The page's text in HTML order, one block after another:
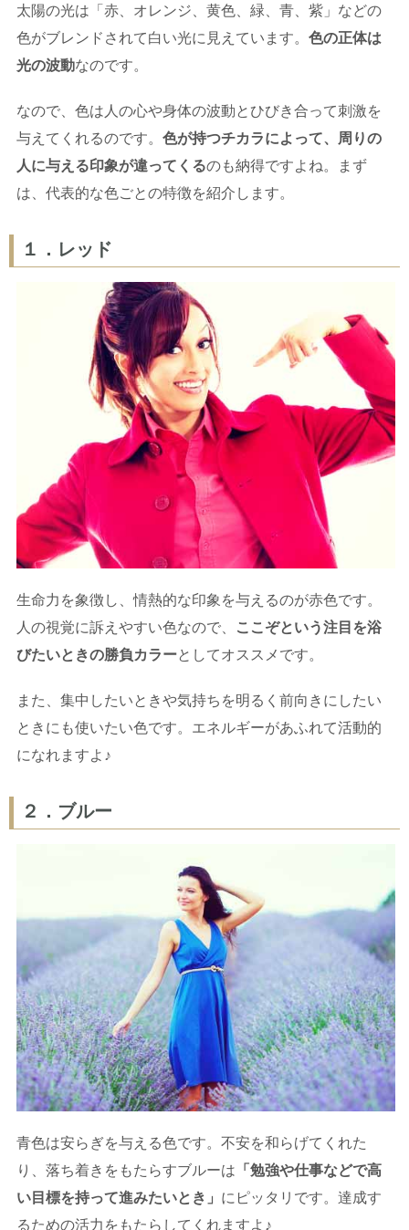
太陽の光は「赤、オレンジ、黄色、緑、青、紫」などの
色がブレンドされて白い光に見えています。 色の正体は
光の波動なのです。
なので、色は人の心や身体の波動とひびき合って刺激を
与えてくれるのです。 色が持つチカラによって、周りの
人に与える印象が違ってくるのも納得ですよね。まず
は、代表的な色ごとの特徴を紹介します。
１．レッド
生命力を象徴し、情熱的な印象を与えるのが赤色です。
人の視覚に訴えやすい色なので、
ここぞという注目を浴
びたいときの勝負カラーとしてオススメです。
また、集中したいときや気持ちを明るく前向きにしたい
ときにも使いたい色です。エネルギーがあふれて活動的
になれますよ♪
２．ブルー
青色は安らぎを与える色です。不安を和らげてくれた
り、落ち着きをもたらすブルーは 「勉強や仕事などで高
い目標を持って進みたいとき」 にピッタリです。達成す
るための活力をもたらしてくれますよ♪